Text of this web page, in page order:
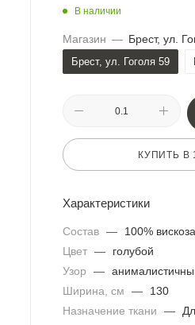
В наличии
Магазин — Брест, ул.
Брест, ул. Гоголя 59
КУПИТЬ В
Характеристики
Состав —
100% вискоза
Цвет —
голубой
Узор
—
Ширина, см
—
130
Назначение ткани
—